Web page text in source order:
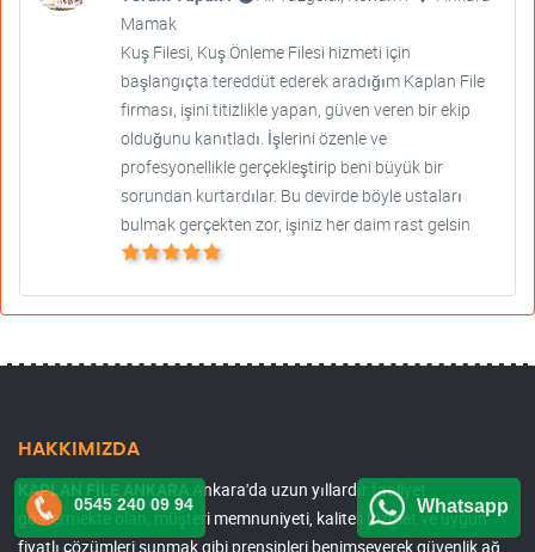
Mamak
Kuş Filesi, Kuş Önleme Filesi hizmeti için
başlangıçta tereddüt ederek aradığım Kaplan File
firması, işini titizlikle yapan, güven veren bir ekip
olduğunu kanıtladı. İşlerini özenle ve
profesyonellikle gerçekleştirip beni büyük bir
sorundan kurtardılar. Bu devirde böyle ustaları
bulmak gerçekten zor, işiniz her daim rast gelsin
HAKKIMIZDA
KAPLAN FİLE ANKARA
Ankara'da uzun yıllardır faaliyet
göstermekte olan, müşteri memnuniyeti, kaliteli hizmet ve uygun
fiyatlı çözümleri sunmak gibi prensipleri benimseyerek güvenlik ağ
0545 240 09 94 Whatsapp